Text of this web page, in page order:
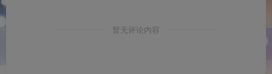
暂无评论内容